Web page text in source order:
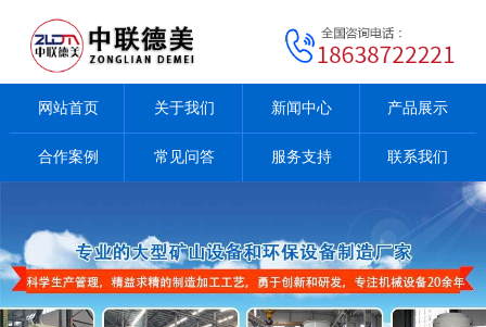
网站首页 关于我们 新闻中心 产品展示
合作案例 常见问答 服务支持 联系我们